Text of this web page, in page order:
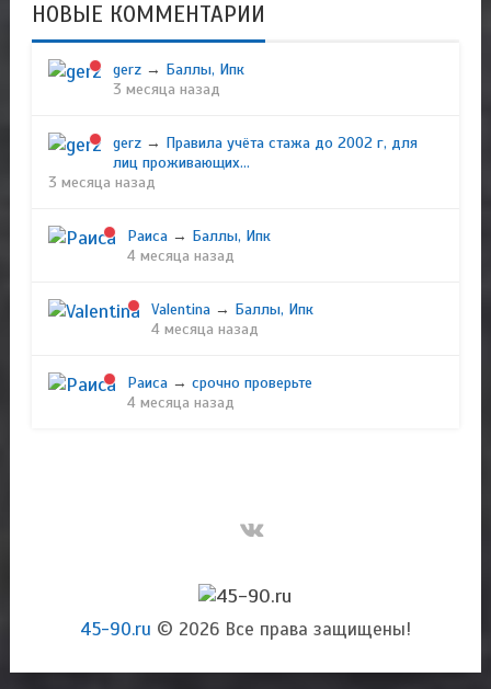
НОВЫЕ КОММЕНТАРИИ
gerz→ Баллы, Ипк
3 месяца назад
gerz→ Правила учёта стажа до 2002 г, для
лиц проживающих...
3 месяца назад
Раиса→ Баллы, Ипк
4 месяца назад
Valentina→ Баллы, Ипк
4 месяца назад
Раиса→ срочно проверьте
4 месяца назад
45-90.ru © 2026 Все права защищены!